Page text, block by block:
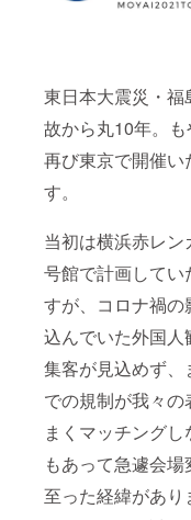
東日本大震災・福
故から丸10年。
再び東京で開催い
す。
当初は横浜赤レン
号館で計画してい
すが、コロナ禍の
込んでいた外国人
集客が見込めず、
での規制が我々の
まくマッチングし
もあって急遽会場
至った経緯があり